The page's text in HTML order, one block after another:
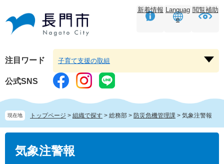
頭
す。
飛
し
本
文
へ
新着情報 Languag
e
閲覧補助
注目ワード
ー
を
子育て支援の取組
公式SNS
現在地 トップページ > 組織で探す > 総務部 > 防災危機管理課 > 気象注警報
気象注警報